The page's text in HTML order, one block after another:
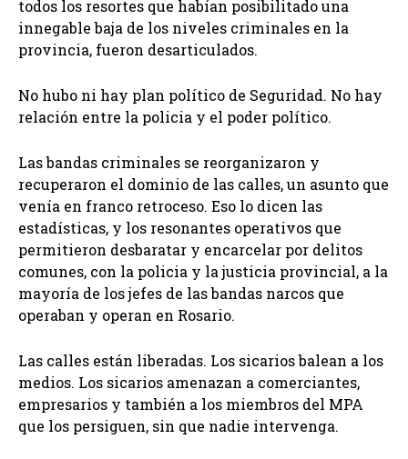
todos los resortes que habían posibilitado una
innegable baja de los niveles criminales en la
provincia, fueron desarticulados.
No hubo ni hay plan político de Seguridad. No hay
relación entre la policia y el poder político.
Las bandas criminales se reorganizaron y
recuperaron el dominio de las calles, un asunto que
venía en franco retroceso. Eso lo dicen las
estadísticas, y los resonantes operativos que
permitieron desbaratar y encarcelar por delitos
comunes, con la policia y la justicia provincial, a la
mayoría de los jefes de las bandas narcos que
operaban y operan en Rosario.
Las calles están liberadas. Los sicarios balean a los
medios. Los sicarios amenazan a comerciantes,
empresarios y también a los miembros del MPA
que los persiguen, sin que nadie intervenga.